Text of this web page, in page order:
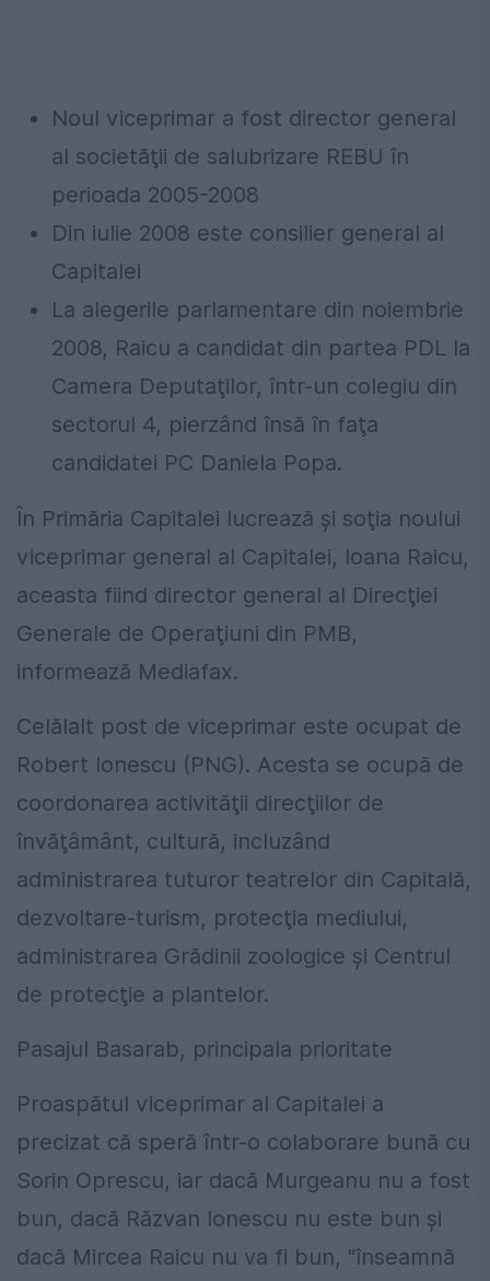
Noul viceprimar a fost director general
al societăţii de salubrizare REBU în
perioada 2005-2008
Din iulie 2008 este consilier general al
Capitalei
La alegerile parlamentare din noiembrie
2008, Raicu a candidat din partea PDL la
Camera Deputaţilor, într-un colegiu din
sectorul 4, pierzând însă în faţa
candidatei PC Daniela Popa.
În Primăria Capitalei lucrează şi soţia noului
viceprimar general al Capitalei, Ioana Raicu,
aceasta fiind director general al Direcţiei
Generale de Operaţiuni din PMB,
informează Mediafax.
Celălalt post de viceprimar este ocupat de
Robert Ionescu (PNG). Acesta se ocupă de
coordonarea activităţii direcţiilor de
învăţâmânt, cultură, incluzând
administrarea tuturor teatrelor din Capitală,
dezvoltare-turism, protecţia mediului,
administrarea Grădinii zoologice şi Centrul
de protecţie a plantelor.
Pasajul Basarab, principala prioritate
Proaspătul viceprimar al Capitalei a
precizat că speră într-o colaborare bună cu
Sorin Oprescu, iar dacă Murgeanu nu a fost
bun, dacă Răzvan Ionescu nu este bun şi
dacă Mircea Raicu nu va fi bun, "înseamnă